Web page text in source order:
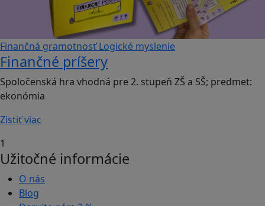
Finančná gramotnosťLogické myslenie
Finančné príšery
Spoločenská hra vhodná pre 2. stupeň ZŠ a SŠ; predmet:
ekonómia
Zistiť viac
1
Užitočné informácie
O nás
Blog